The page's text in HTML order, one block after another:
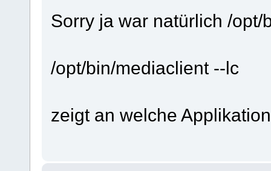
Sorry ja war natürlich /
/opt/bin/mediaclient --lc
zeigt an welche